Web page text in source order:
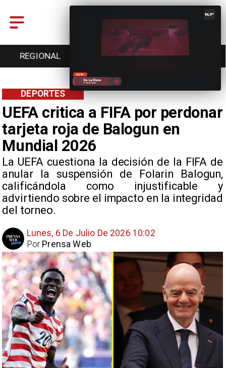
REGIONAL ENTRETENCIÓN DEPORTES
UEFA critica a FIFA por perdonar
tarjeta roja de Balogun en
Mundial 2026
La UEFA cuestiona la decisión de la FIFA de
anular la suspensión de Folarin Balogun,
calificándola como injustificable y
advirtiendo sobre el impacto en la integridad
del torneo.
DEPORTES
Lunes, 6 De Julio De 2026 10:02
Prensa Web
Por